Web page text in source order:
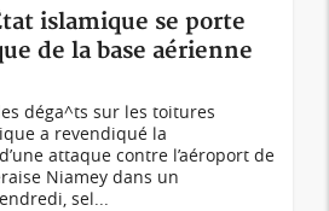
islamique se porte
de la base aérienne
déga^ts sur les toitures
a revendiqué la
attaque contre l’aéroport de
Niamey dans un
sel...